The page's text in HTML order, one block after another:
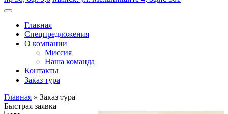
Главная
Спецпредложения
О компании
Миссия
Наша команда
Контакты
Заказ тура
Главная » Заказ тура
Быстрая заявка